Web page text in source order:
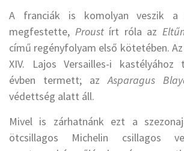
A franciák is komolyan veszik a
megfestette, Proustírt róla az
című regényfolyam első kötetében.
XIV. Lajos Versailles-i
évben termett; azAsparagus
védettség alatt áll.
Mivel is zárhatnánk ezt a
ötcsillagos Michelin csillagos